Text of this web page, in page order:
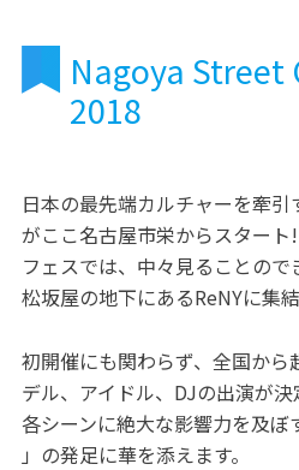
Nagoya Street
2018
日本の最先端カルチャーを牽
がここ名古屋市栄からスター
フェスでは、中々見ることの
松坂屋の地下にあるReNYに集
初開催にも関わらず、全国から
デル、アイドル、DJの出演が
各シーンに絶大な影響力を及ぼ
」の発足に華を添えます。